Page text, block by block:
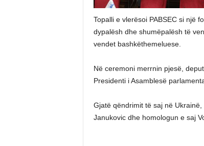
Topalli e vlerësoi PABSEC si një
dypalësh dhe shumëpalësh të
vendet bashkëthemeluese.
Në ceremoni merrnin pjesë,
Presidenti i Asamblesë
Gjatë qëndrimit të saj në
Janukovic dhe homologun e saj